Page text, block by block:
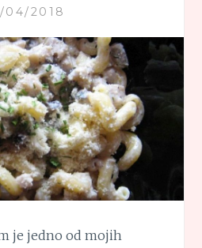
04/2018
je jedno od mojih